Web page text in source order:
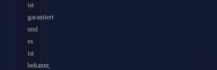
ist
garantiert
und
es
ist
bekannt,